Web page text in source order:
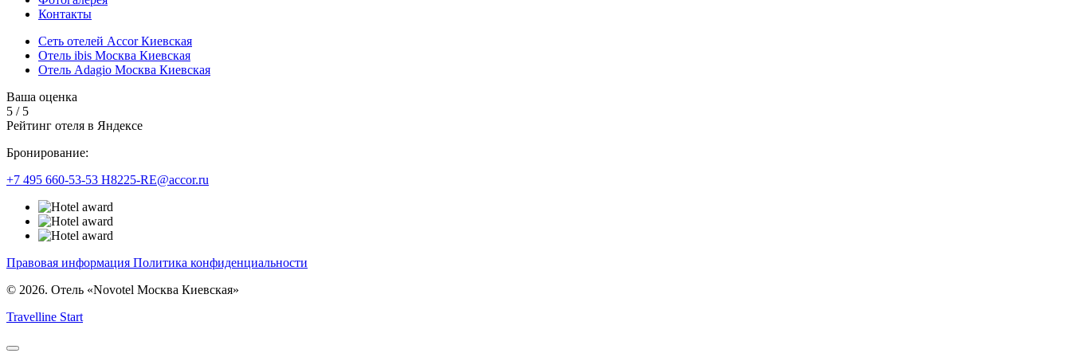
Контакты
Сеть отелей Accor Киевская
Отель ibis Москва Киевская
Отель Adagio Москва Киевская
Ваша оценка
5 / 5
Рейтинг отеля в Яндексе
Бронирование:
+7 495 660-53-53 H8225-RE@accor.ru
Правовая информация Политика конфиденциальности
© 2026. Отель «Novotel Москва Киевская»
Travelline Start